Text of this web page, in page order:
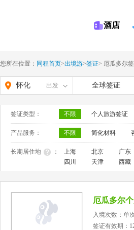
酒店
您所在位置： 同程首页>出境游>签证> 厄瓜多尔
怀化 出发 全球签证
签证类型： 不限 个人旅游签证
产品服务： 不限 简化材料
长期居住地 ： 上海 北京 广东
四川
天津 西藏
厄瓜多尔
入境次数：单
签证有效期：